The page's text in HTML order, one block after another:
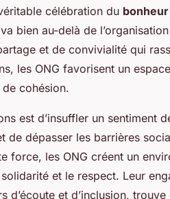
célébration du bonheur
bien au-delà de
et de convivialité qui
les ONG favorisent un
cohésion.
est d’insuffler un sentiment
de dépasser les barrières
force, les ONG créent un
et le respect. Leur
d’écoute et d’inclusion, trouve